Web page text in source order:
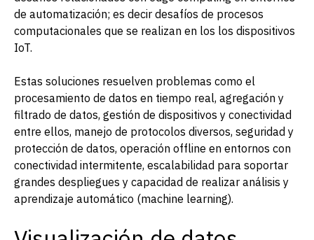
de automatización; es decir desafíos de procesos
computacionales que se realizan en los los dispositivos
IoT.
Estas soluciones resuelven problemas como el
procesamiento de datos en tiempo real, agregación y
filtrado de datos, gestión de dispositivos y conectividad
entre ellos, manejo de protocolos diversos, seguridad y
protección de datos, operación offline en entornos con
conectividad intermitente, escalabilidad para soportar
grandes despliegues y capacidad de realizar análisis y
aprendizaje automático (machine learning).